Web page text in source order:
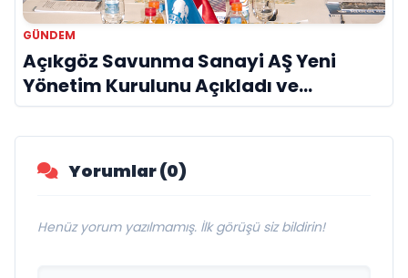
GÜNDEM
Açıkgöz Savunma Sanayi AŞ Yeni
Yönetim Kurulunu Açıkladı ve
Savunma Sanayinde Küresel Vizyon
Vurgusu
Yorumlar (0)
Henüz yorum yazılmamış. İlk görüşü siz bildirin!